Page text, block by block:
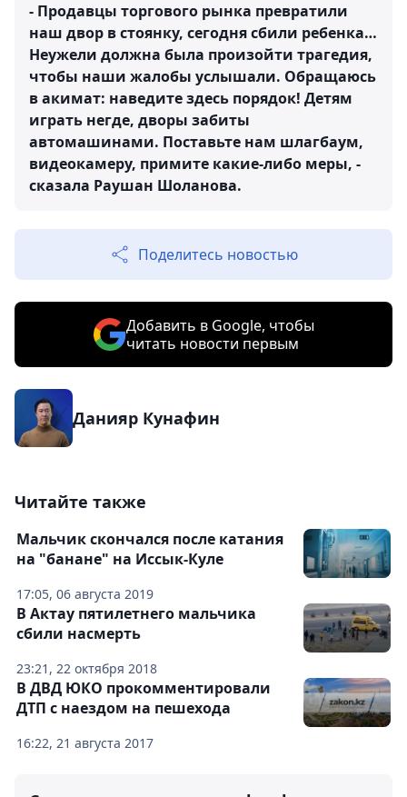
- Продавцы торгового рынка превратили
наш двор в стоянку, сегодня сбили ребенка…
Неужели должна была произойти трагедия,
чтобы наши жалобы услышали. Обращаюсь
в акимат: наведите здесь порядок! Детям
играть негде, дворы забиты
автомашинами. Поставьте нам шлагбаум,
видеокамеру, примите какие-либо меры, -
сказала Раушан Шоланова.
Поделитесь новостью
Добавить в Google, чтобы
читать новости первым
Данияр Кунафин
Читайте также
17:05, 06 августа 2019
Мальчик скончался после катания
на "банане" на Иссык-Куле
23:21, 22 октября 2018
В Актау пятилетнего мальчика
сбили насмерть
16:22, 21 августа 2017
В ДВД ЮКО прокомментировали
ДТП с наездом на пешехода